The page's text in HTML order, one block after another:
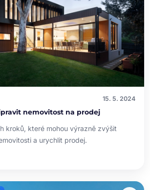
15. 5. 2024
nemovitost na prodej
kroků, které mohou výrazně zvýšit
a urychlit prodej.